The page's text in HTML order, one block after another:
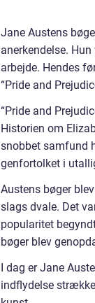
Jane Austens
anerkendelse.
arbejde. Hendes
“Pride and
“Pride and
Historien om
snobbet samfund
genfortolket i
Austens bøger
slags dvale. Det
popularitet
bøger blev
I dag er Jane
indflydelse